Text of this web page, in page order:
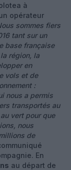
à
opérateur
sommes fiers
tant sur un
base française
région, la
en
vols et de
:
nous a permis
transportés au
vert pour que
nous
de
En
au départ de